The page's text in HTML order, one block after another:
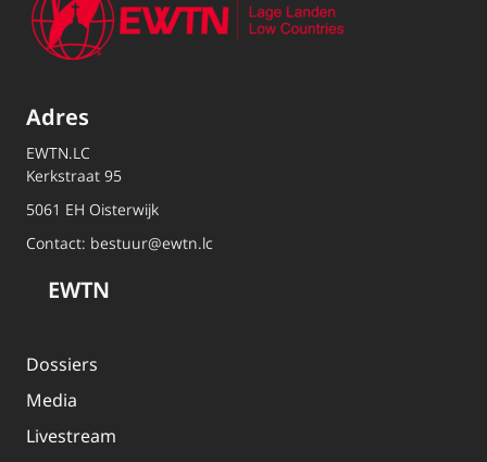
Adres
EWTN.LC
Kerkstraat 95
5061 EH Oisterwijk
Contact: bestuur@ewtn.lc
EWTN
Dossiers
Media
Livestream